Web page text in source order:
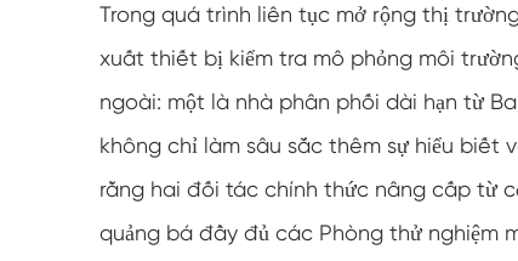
Thiết bị kiểm tra IP
Trong quá trình liên tục mở rộng thị
xuất thiết bị kiểm tra mô phỏng môi
ngoài: một là nhà phân phối dài hạn từ
không chỉ làm sâu sắc thêm sự hiểu biết
rằng hai đối tác chính thức nâng cấp từ
quảng bá đầy đủ các Phòng thử nghiệm